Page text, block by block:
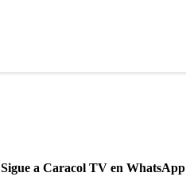
Sigue a Caracol TV en WhatsApp